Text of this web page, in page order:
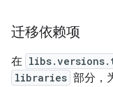
迁移依赖项
在
libraries 部分，